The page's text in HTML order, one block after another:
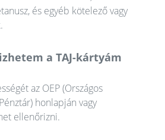
és egyéb kötelező vagy
a TAJ-kártyám
az OEP (Országos
honlapján vagy
ellenőrizni.